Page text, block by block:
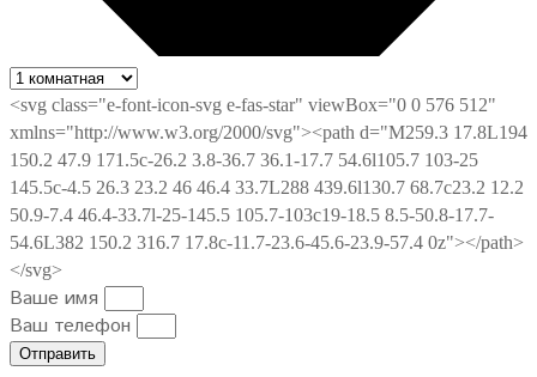
Ваше имя
Ваш телефон
Отправить